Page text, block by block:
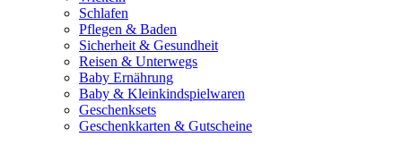
Schlafen
Pflegen & Baden
Sicherheit & Gesundheit
Reisen & Unterwegs
Baby Ernährung
Baby & Kleinkindspielwaren
Geschenksets
Geschenkkarten & Gutscheine